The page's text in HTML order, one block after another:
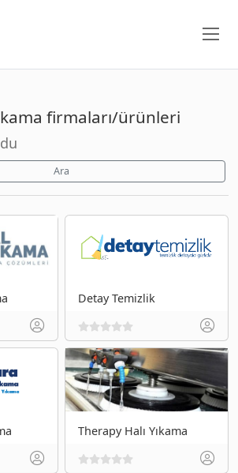
firmaları/ürünleri
Ara
Detay Temizlik
Therapy Halı Yıkama